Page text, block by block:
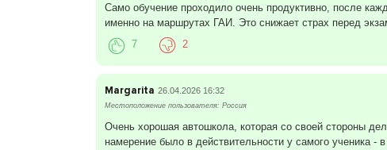
Само обучение проходило очень продуктивно, после
именно на маршрутах ГАИ. Это снижает страх перед
7 2
Margarita 26.04.2026 16:32
Местоположение пользователя: Россия
Очень хорошая автошкола, которая со своей стороны
намерение было в действительности у самого ученика -